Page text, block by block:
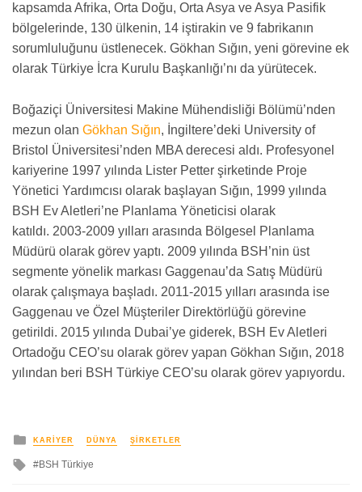
kapsamda Afrika, Orta Doğu, Orta Asya ve Asya Pasifik
bölgelerinde, 130 ülkenin, 14 iştirakin ve 9 fabrikanın
sorumluluğunu üstlenecek. Gökhan Sığın, yeni görevine ek
olarak Türkiye İcra Kurulu Başkanlığı’nı da yürütecek.
Boğaziçi Üniversitesi Makine Mühendisliği Bölümü’nden
mezun olan Gökhan Sığın, İngiltere’deki University of
Bristol Üniversitesi’nden MBA derecesi aldı. Profesyonel
kariyerine 1997 yılında Lister Petter şirketinde Proje
Yönetici Yardımcısı olarak başlayan Sığın, 1999 yılında
BSH Ev Aletleri’ne Planlama Yöneticisi olarak
katıldı. 2003-2009 yılları arasında Bölgesel Planlama
Müdürü olarak görev yaptı. 2009 yılında BSH’nin üst
segmente yönelik markası Gaggenau’da Satış Müdürü
olarak çalışmaya başladı. 2011-2015 yılları arasında ise
Gaggenau ve Özel Müşteriler Direktörlüğü görevine
getirildi. 2015 yılında Dubai’ye giderek, BSH Ev Aletleri
Ortadoğu CEO’su olarak görev yapan Gökhan Sığın, 2018
yılından beri BSH Türkiye CEO’su olarak görev yapıyordu.
yayınlanan
KARIYER DÜNYA ŞIRKETLER
ileBSH Türkiye